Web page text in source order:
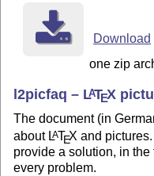
gfdl.tex     :  the
to
                page
README       :  this
This document is
Built and maintained
Download
one zip
l2picfaq – LATEX
The document (in
about LATEX and
provide a solution, in
every problem.